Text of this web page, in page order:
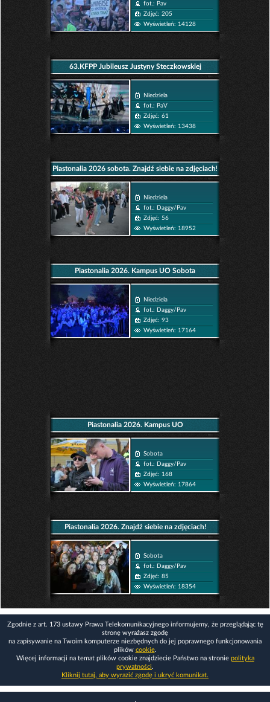
fot.: Pav
Zdjęć: 205
Wyświetleń: 14128
63.KFPP Jubileusz Justyny Steczkowskiej
Niedziela
fot.: PaV
Zdjęć: 61
Wyświetleń: 13438
Piastonalia 2026 sobota. Znajdź siebie na zdjęciach!
Niedziela
fot.: Daggy/Pav
Zdjęć: 56
Wyświetleń: 18952
Piastonalia 2026. Kampus UO Sobota
Niedziela
fot.: Daggy/Pav
Zdjęć: 93
Wyświetleń: 17164
Piastonalia 2026. Kampus UO
Sobota
fot.: Daggy/Pav
Zdjęć: 168
Wyświetleń: 17864
Piastonalia 2026. Znajdź siebie na zdjęciach!
Sobota
fot.: Daggy/Pav
Zdjęć: 85
Wyświetleń: 18354
Zgodnie z art. 173 ustawy Prawa Telekomunikacyjnego informujemy, że przeglądając tę
stronę wyrażasz zgodę
na zapisywanie na Twoim komputerze niezbędnych do jej poprawnego funkcjonowania
plików cookie.
Więcej informacji na temat plików cookie znajdziecie Państwo na stronie polityka
prywatności.
Kliknij tutaj, aby wyrazić zgodę i ukryć komunikat.